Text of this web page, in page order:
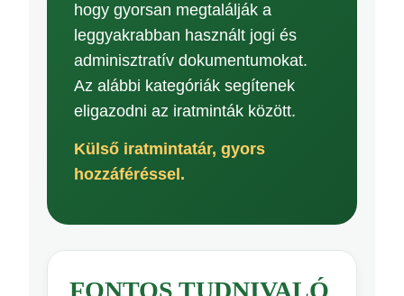
hogy gyorsan megtalálják a
leggyakrabban használt jogi és
adminisztratív dokumentumokat.
Az alábbi kategóriák segítenek
eligazodni az iratminták között.
Külső iratmintatár, gyors
hozzáféréssel.
FONTOS TUDNIVALÓ